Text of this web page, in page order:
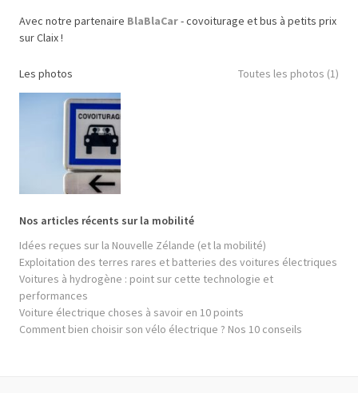
Avec notre partenaire BlaBlaCar- covoiturage et bus à petits prix
sur Claix !
Les photos Toutes les photos (1)
Nos articles récents sur la mobilité
Idées reçues sur la Nouvelle Zélande (et la mobilité)
Exploitation des terres rares et batteries des voitures électriques
Voitures à hydrogène : point sur cette technologie et
performances
Voiture électrique choses à savoir en 10 points
Comment bien choisir son vélo électrique ? Nos 10 conseils